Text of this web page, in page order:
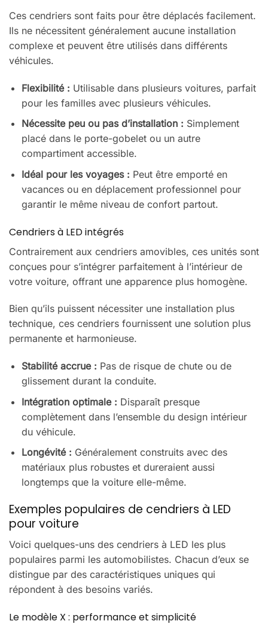
Ces cendriers sont faits pour être déplacés facilement.
Ils ne nécessitent généralement aucune installation
complexe et peuvent être utilisés dans différents
véhicules.
Flexibilité : Utilisable dans plusieurs voitures, parfait
pour les familles avec plusieurs véhicules.
Nécessite peu ou pas d’installation : Simplement
placé dans le porte-gobelet ou un autre
compartiment accessible.
Idéal pour les voyages : Peut être emporté en
vacances ou en déplacement professionnel pour
garantir le même niveau de confort partout.
Cendriers à LED intégrés
Contrairement aux cendriers amovibles, ces unités sont
conçues pour s’intégrer parfaitement à l’intérieur de
votre voiture, offrant une apparence plus homogène.
Bien qu’ils puissent nécessiter une installation plus
technique, ces cendriers fournissent une solution plus
permanente et harmonieuse.
Stabilité accrue : Pas de risque de chute ou de
glissement durant la conduite.
Intégration optimale : Disparaît presque
complètement dans l’ensemble du design intérieur
du véhicule.
Longévité : Généralement construits avec des
matériaux plus robustes et dureraient aussi
longtemps que la voiture elle-même.
Exemples populaires de cendriers à LED
pour voiture
Voici quelques-uns des cendriers à LED les plus
populaires parmi les automobilistes. Chacun d’eux se
distingue par des caractéristiques uniques qui
répondent à des besoins variés.
Le modèle X : performance et simplicité